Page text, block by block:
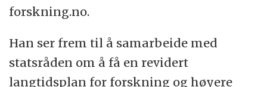
forskning.no.
Han ser frem til å samarbeide med
statsråden om å få en revidert
langtidsplan for forskning og høyere